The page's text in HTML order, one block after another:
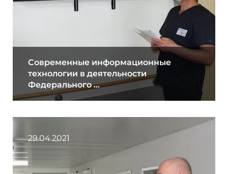
Современные информационные
технологии в деятельности
Федерального ...
29.04.2021